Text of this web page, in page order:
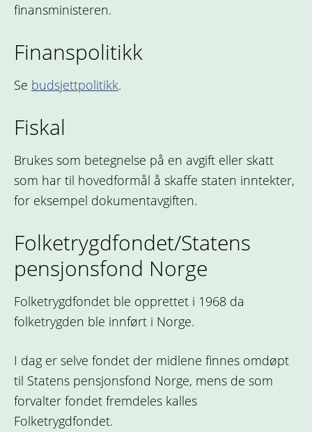
finansministeren.
Finanspolitikk
Se budsjettpolitikk.
Fiskal
Brukes som betegnelse på en avgift eller skatt
som har til hovedformål å skaffe staten inntekter,
for eksempel dokumentavgiften.
Folketrygdfondet/Statens
pensjonsfond Norge
Folketrygdfondet ble opprettet i 1968 da
folketrygden ble innført i Norge.
I dag er selve fondet der midlene finnes omdøpt
til Statens pensjonsfond Norge, mens de som
forvalter fondet fremdeles kalles
Folketrygdfondet.